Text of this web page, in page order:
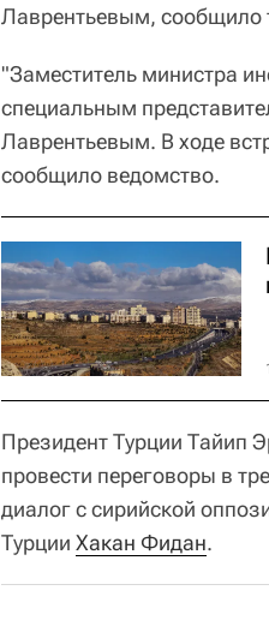
Лаврентьевым, сообщило
"Заместитель министра
специальным
Лаврентьевым. В ходе
сообщило ведомство.
Президент Турции Тайип
провести переговоры в
диалог с сирийской
Турции Хакан Фидан.